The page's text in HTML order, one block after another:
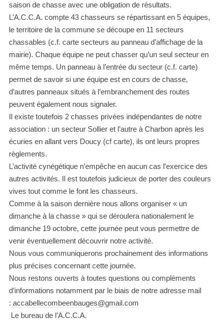
saison de chasse avec une obligation de résultats.
L’A.C.C.A. compte 43 chasseurs se répartissant en 5 équipes,
le territoire de la commune se découpe en 11 secteurs
chassables (c.f. carte secteurs au panneau d’affichage de la
mairie). Chaque équipe ne peut chasser qu’un seul secteur en
même temps. Un panneau à l’entrée du secteur (c.f. carte)
permet de savoir si une équipe est en cours de chasse,
d’autres panneaux situés à l’embranchement des routes
peuvent également nous signaler.
Il existe toutefois 2 chasses privées indépendantes de notre
association : un secteur Sollier et l’autre à Charbon après les
écuries en allant vers Doucy (cf carte), ils ont leurs propres
règlements.
L’activité cynégétique n’empêche en aucun cas l’exercice des
autres activités. Il est toutefois judicieux de porter des couleurs
vives tout comme le font les chasseurs.
Comme à la saison dernière nous allons organiser « un
dimanche à la chasse » qui se déroulera nationalement le
dimanche 19 octobre, cette journée peut vous permettre de
venir éventuellement découvrir notre activité.
Nous vous communiquerons prochainement des informations
plus précises concernant cette journée.
Nous restons ouverts à toutes questions ou compléments
d’informations notamment par le biais de notre adresse mail
: accabellecombeenbauges@gmail.com
Le bureau de l’A.C.C.A.